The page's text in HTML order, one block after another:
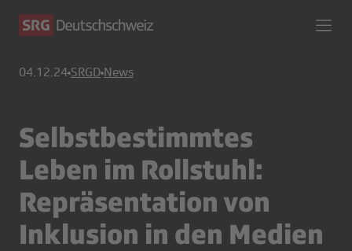
04.12.24 SRGD News
Selbstbestimmtes
Leben im Rollstuhl:
Repräsentation von
Inklusion in den Medien